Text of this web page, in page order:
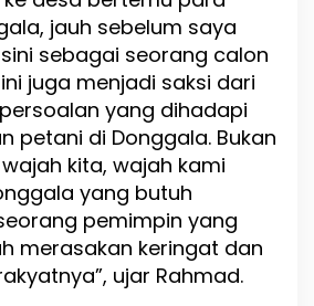
,
a
r
i
e
b
u
M
e
n
u
jauh sebelum saya
sebagai seorang calon
juga menjadi saksi dari
yang dihadapi
petani di Donggala. Bukan
kita, wajah kami
yang butuh
pemimpin yang
merasakan keringat dan
ujar Rahmad.